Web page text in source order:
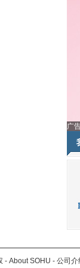
广
- About SOHU - 公司介